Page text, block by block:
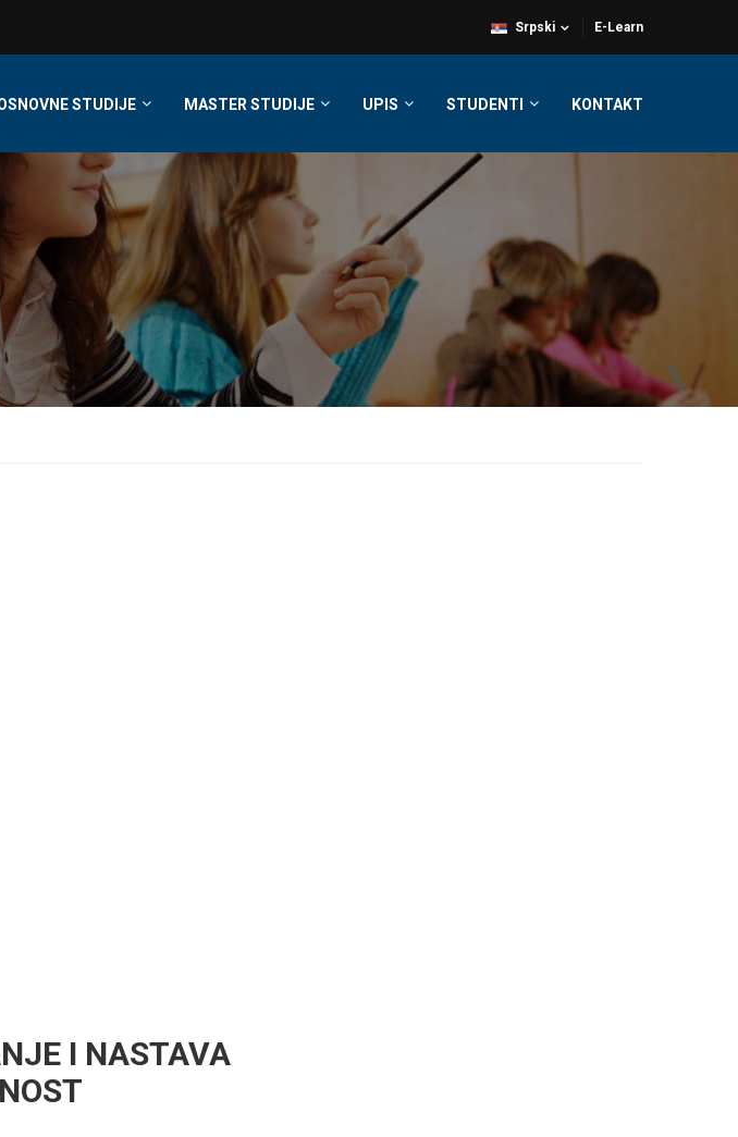
E-Learn
Srpski
STUDIJE MASTER STUDIJE UPIS STUDENTI KONTAKT
I NASTAVA